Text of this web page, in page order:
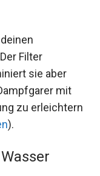
Filter
sie aber
mit
zu erleichtern
).